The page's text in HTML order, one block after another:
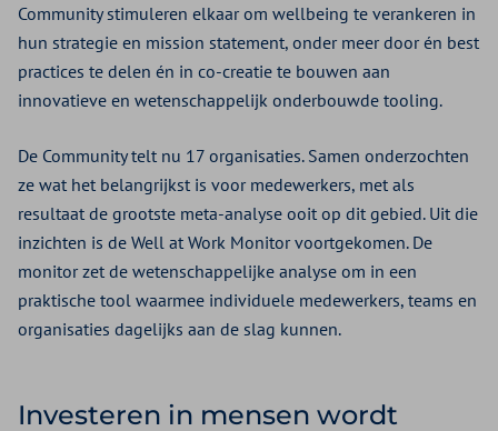
Community stimuleren elkaar om wellbeing te verankeren in
hun strategie en mission statement, onder meer door én best
practices te delen én in co-creatie te bouwen aan
innovatieve en wetenschappelijk onderbouwde tooling.
De Community telt nu 17 organisaties. Samen onderzochten
ze wat het belangrijkst is voor medewerkers, met als
resultaat de grootste meta-analyse ooit op dit gebied. Uit die
inzichten is de Well at Work Monitor voortgekomen. De
monitor zet de wetenschappelijke analyse om in een
praktische tool waarmee individuele medewerkers, teams en
organisaties dagelijks aan de slag kunnen.
Investeren in mensen wordt